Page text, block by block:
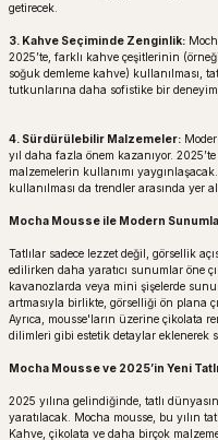
getirecek.
3. Kahve Seçiminde Zenginlik:
2025’te, farklı kahve çeşitlerinin
soğuk demleme kahve) kullanılması,
tutkunlarına daha sofistike bir
4. Sürdürülebilir Malzemeler:
yıl daha fazla önem kazanıyor.
malzemelerin kullanımı
kullanılması da trendler arasında yer
Mocha Mousse ile Modern
Tatlılar sadece lezzet değil, görsellik
edilirken daha yaratıcı sunumlar öne
kavanozlarda veya mini şişelerde
artmasıyla birlikte, görselliği ön plana
Ayrıca, mousse'ların üzerine çikolata
dilimleri gibi estetik detaylar eklenerek
Mocha Mousse ve 2025’in Yeni
2025 yılına gelindiğinde, tatlı
yaratılacak. Mocha mousse, bu yılın
Kahve, çikolata ve daha birçok